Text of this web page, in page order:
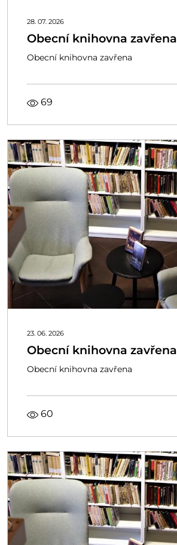
28. 07. 2026
Obecní knihovna zavřena
Obecní knihovna zavřena
69
23. 06. 2026
Obecní knihovna zavřena
Obecní knihovna zavřena
60